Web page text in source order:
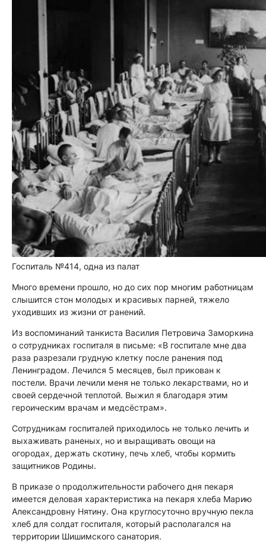
Госпиталь №414, одна из палат
Много времени прошло, но до сих пор многим работницам
слышится стон молодых и красивых парней, тяжело
уходивших из жизни от ранений.
Из воспоминаний танкиста Василия Петровича Заморкина
о сотрудниках госпиталя в письме: «В госпитале мне два
раза разрезали грудную клетку после ранения под
Ленинградом. Лечился 5 месяцев, был прикован к
постели. Врачи лечили меня не только лекарствами, но и
своей сердечной теплотой. Выжил я благодаря этим
героическим врачам и медсёстрам».
Сотрудникам госпиталей приходилось не только лечить и
выхаживать раненых, но и выращивать овощи на
огородах, держать скотину, печь хлеб, чтобы кормить
защитников Родины.
В приказе о продолжительности рабочего дня пекаря
имеется деловая характеристика на пекаря хлеба Марию
Александровну Нятину. Она круглосуточно вручную пекла
хлеб для солдат госпиталя, который располагался на
территории Шишимского санатория.